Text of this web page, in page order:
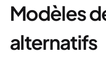
Modèles
alternatifs